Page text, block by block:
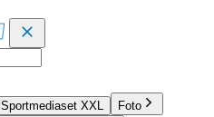
Sportmediaset XXL
Foto